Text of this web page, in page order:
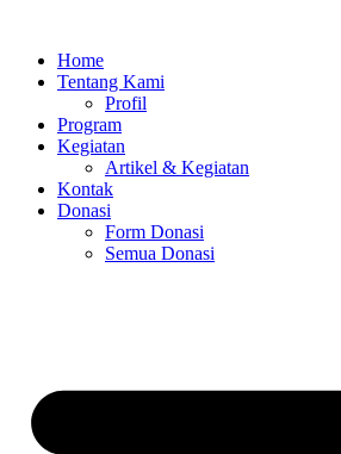
contentHome
Tentang Kami
Profil
Program
Kegiatan
Artikel & Kegiatan
Kontak
Donasi
Form Donasi
Semua Donasi